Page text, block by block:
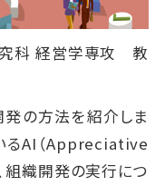
究科 経営学専攻 教
発の方法を紹介しま
るAI（Appreciative
組織開発の実行につ